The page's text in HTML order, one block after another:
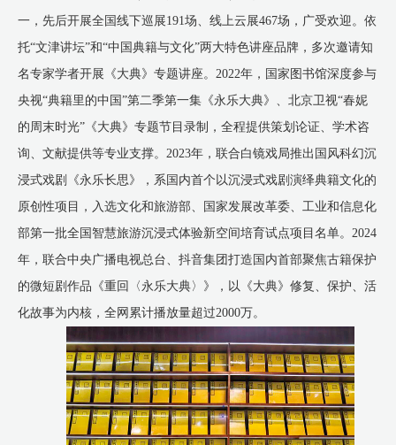
一，先后开展全国线下巡展191场、线上云展467场，广受欢迎。依
托“文津讲坛”和“中国典籍与文化”两大特色讲座品牌，多次邀请知
名专家学者开展《大典》专题讲座。2022年，国家图书馆深度参与
央视“典籍里的中国”第二季第一集《永乐大典》、北京卫视“春妮
的周末时光”《大典》专题节目录制，全程提供策划论证、学术咨
询、文献提供等专业支撑。2023年，联合白镜戏局推出国风科幻沉
浸式戏剧《永乐长思》，系国内首个以沉浸式戏剧演绎典籍文化的
原创性项目，入选文化和旅游部、国家发展改革委、工业和信息化
部第一批全国智慧旅游沉浸式体验新空间培育试点项目名单。2024
年，联合中央广播电视总台、抖音集团打造国内首部聚焦古籍保护
的微短剧作品《重回〈永乐大典〉》，以《大典》修复、保护、活
化故事为内核，全网累计播放量超过2000万。